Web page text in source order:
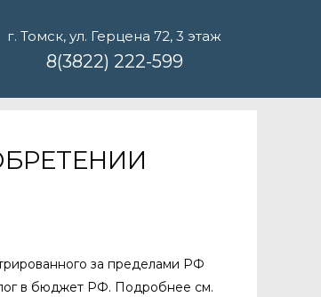
г. Томск, ул. Герцена 72, 3 этаж
8(3822) 222-599
за пределами РФ
в бюджет РФ. Подробнее см.